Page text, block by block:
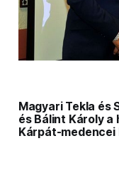
Magyari Tekla és
és Bálint Károly a
Kárpát-